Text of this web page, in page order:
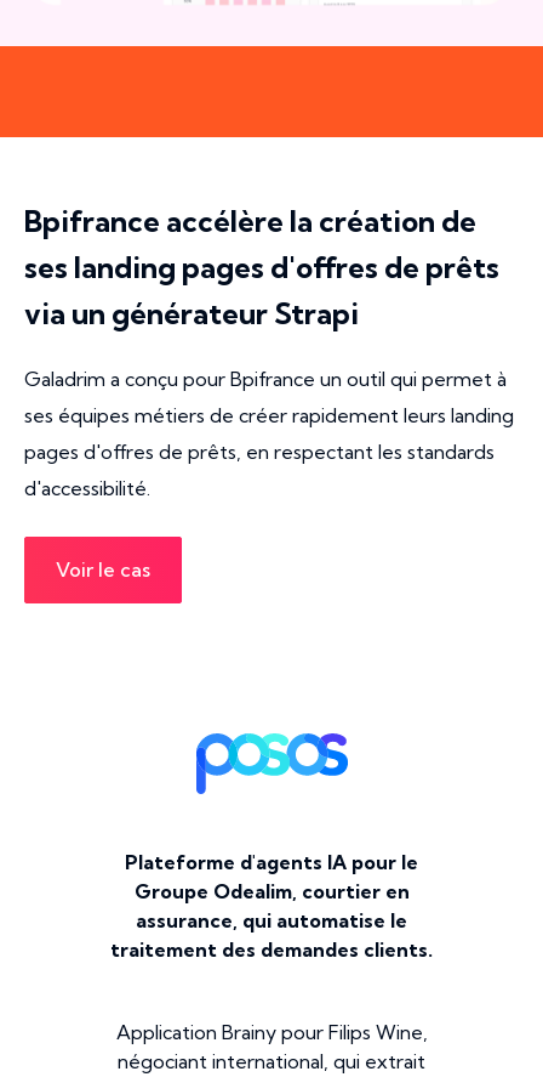
Bpifrance accélère la création de
ses landing pages d'offres de prêts
via un générateur Strapi
Galadrim a conçu pour Bpifrance un outil qui permet à
ses équipes métiers de créer rapidement leurs landing
pages d'offres de prêts, en respectant les standards
d'accessibilité.
Voir le cas
Plateforme d'agents IA pour le
Groupe Odealim, courtier en
assurance, qui automatise le
traitement des demandes clients.
Application Brainy pour Filips Wine,
négociant international, qui extrait